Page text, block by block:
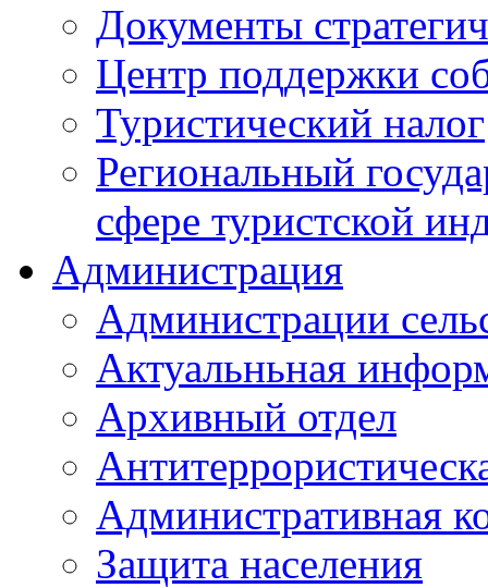
Документы
Центр поддержки
Туристический налог
Региональный
сфере туристской
Администрация
Администрации
Актуальньная
Архивный отдел
Административная
Защита населения